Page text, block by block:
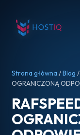
Strona główna /Blog
OGRANICZONĄ